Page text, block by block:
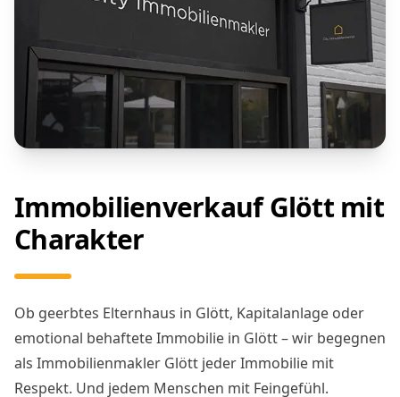
Immobilienverkauf Glött mit
Charakter
Ob geerbtes Elternhaus in Glött, Kapitalanlage oder
emotional behaftete Immobilie in Glött – wir begegnen
als Immobilienmakler Glött jeder Immobilie mit
Respekt. Und jedem Menschen mit Feingefühl.